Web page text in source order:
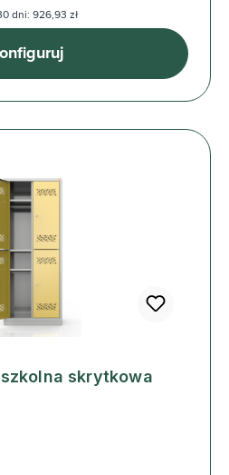
dni: 926,93 zł
skrytkowa